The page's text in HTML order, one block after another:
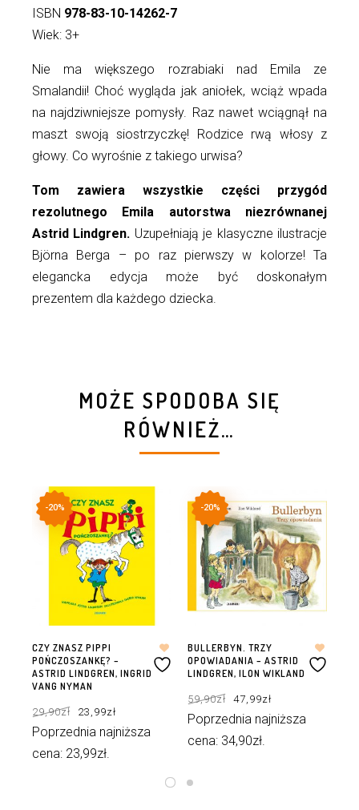
ISBN 978-83-10-14262-7
Wiek: 3+
Nie ma większego rozrabiaki nad Emila ze
Smalandii! Choć wygląda jak aniołek, wciąż wpada
na najdziwniejsze pomysły. Raz nawet wciągnął na
maszt swoją siostrzyczkę! Rodzice rwą włosy z
głowy. Co wyrośnie z takiego urwisa?
Tom zawiera wszystkie części przygód
rezolutnego Emila autorstwa niezrównanej
Astrid Lindgren. Uzupełniają je klasyczne ilustracje
Björna Berga – po raz pierwszy w kolorze! Ta
elegancka edycja może być doskonałym
prezentem dla każdego dziecka.
MOŻE SPODOBA SIĘ
RÓWNIEŻ…
-20%
CZY ZNASZ PIPPI
POŃCZOSZANKĘ? –
ASTRID LINDGREN, INGRID
VANG NYMAN
29,90zł cena
wynosiła:
29,90zł.
23,99złcena
23,99zł.
Poprzednia najniższa
cena: 23,99zł.
-20%
BULLERBYN. TRZY
OPOWIADANIA – ASTRID
LINDGREN, ILON WIKLAND
59,90zł cena
wynosiła:
59,90zł.
47,99złcena
47,99zł.
Poprzednia najniższa
cena: 34,90zł.